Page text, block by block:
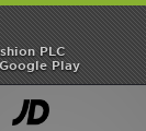
PLC
Play
Calçado de